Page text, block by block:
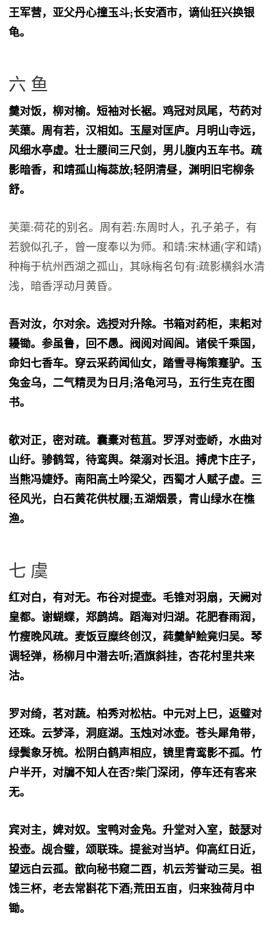
王军营，亚父丹心撞玉斗;长安酒市，谪仙狂兴换银
龟。
六 鱼
羹对饭，柳对榆。短袖对长裾。鸡冠对凤尾，芍药对
芙蕖。周有若，汉相如。玉屋对匡庐。月明山寺远，
风细水亭虚。壮士腰间三尺剑，男儿腹内五车书。疏
影暗香，和靖孤山梅蕊放;轻阴清昼，渊明旧宅柳条
舒。
芙蕖:荷花的别名。周有若:东周时人，孔子弟子，有
若貌似孔子，曾一度奉以为师。和靖:宋林逋(字和靖)
种梅于杭州西湖之孤山，其咏梅名句有:疏影横斜水清
浅，暗香浮动月黄昏。
吾对汝，尔对余。选授对升除。书箱对药柜，耒耜对
耰锄。参虽鲁，回不愚。阀阅对阎闾。诸侯千乘国，
命妇七香车。穿云采药闻仙女，踏雪寻梅策蹇驴。玉
兔金乌，二气精灵为日月;洛龟河马，五行生克在图
书。
欹对正，密对疏。囊橐对苞苴。罗浮对壶峤，水曲对
山纡。骖鹤驾，待鸾舆。桀溺对长沮。搏虎卞庄子，
当熊冯婕妤。南阳高土吟梁父，西蜀才人赋子虚。三
径风光，白石黄花供杖履;五湖烟景，青山绿水在樵
渔。
七 虞
红对白，有对无。布谷对提壶。毛锥对羽扇，天阙对
皇都。谢蝴蝶，郑鹧鸪。蹈海对归湖。花肥春雨润，
竹瘦晚风疏。麦饭豆糜终创汉，莼羹鲈鲙竟归吴。琴
调轻弹，杨柳月中潜去听;酒旗斜挂，杏花村里共来
沽。
罗对绮，茗对蔬。柏秀对松枯。中元对上巳，返璧对
还珠。云梦泽，洞庭湖。玉烛对冰壶。苍头犀角带，
绿鬓象牙梳。松阴白鹤声相应，镜里青鸾影不孤。竹
户半开，对牖不知人在否?柴门深闭，停车还有客来
无。
宾对主，婢对奴。宝鸭对金凫。升堂对入室，鼓瑟对
投壶。觇合璧，颂联珠。提瓮对当垆。仰高红日近，
望远白云孤。歆向秘书窥二酉，机云芳誉动三吴。祖
饯三杯，老去常斟花下酒;荒田五亩，归来独荷月中
锄。